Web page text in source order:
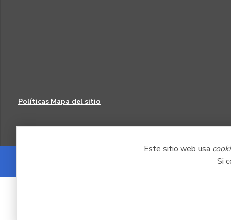
Este sitio web usa
Si
Políticas Mapa del sitio